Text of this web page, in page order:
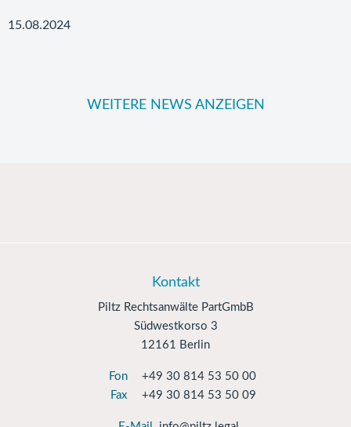
15.08.2024
WEITERE NEWS ANZEIGEN
Kontakt
Piltz Rechtsanwälte PartGmbB
Südwestkorso 3
12161 Berlin
Fon
+49 30 814 53 50 00
Fax
+49 30 814 53 50 09